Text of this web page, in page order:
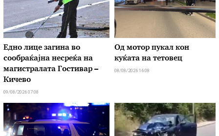
Едно лице загина во
сообраќајна несреќа на
магистралата Гостивар –
Кичево
09/08/2026 07:08
Од мотор пукал кон
куќата на тетовец
08/08/2026 16:08